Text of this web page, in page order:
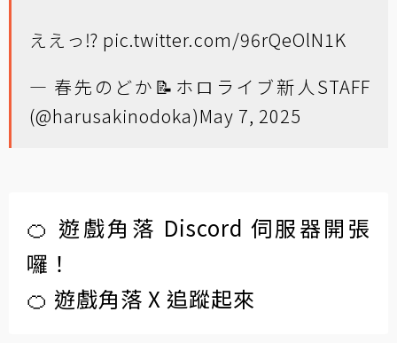
ええっ⁉️ pic.twitter.com/96rQeOlN1K
— 春先のどか📝ホロライブ新人STAFF
(@harusakinodoka)May 7, 2025
🍊 遊戲角落 Discord 伺服器開張
囉！
🍊 遊戲角落 X 追蹤起來